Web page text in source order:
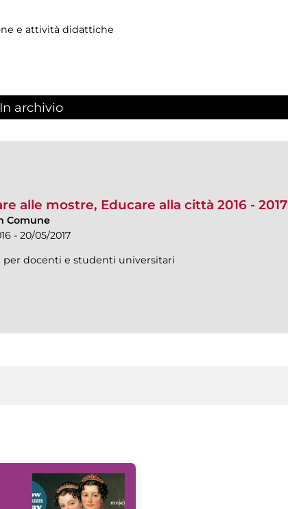
e attività didattiche
In archivio
alle mostre, Educare alla città 2016 - 2017
Comune
- 20/05/2017
per docenti e studenti universitari